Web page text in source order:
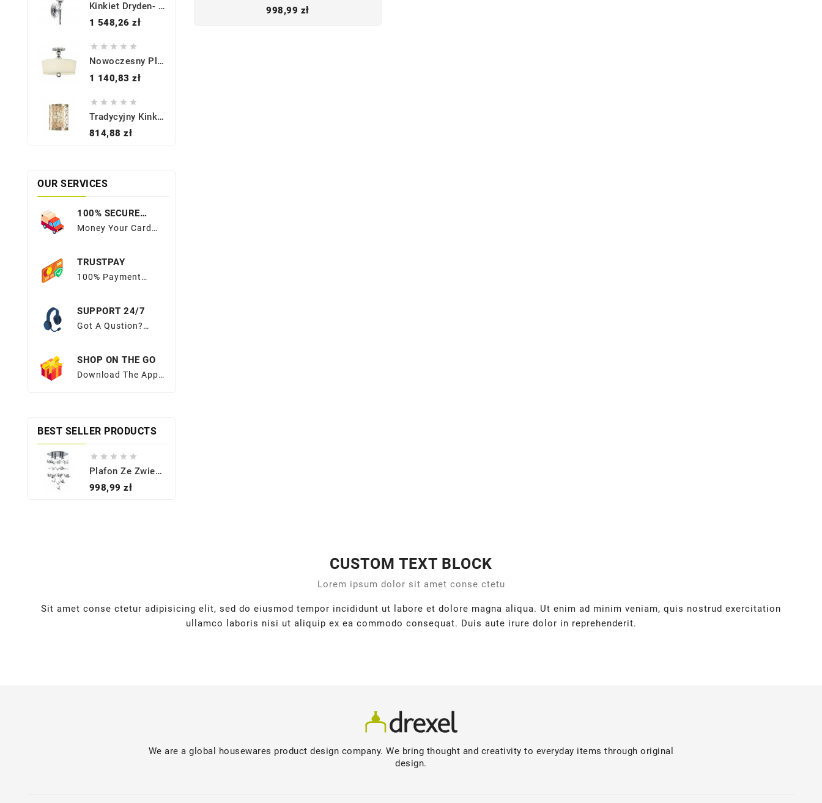
Kinkiet Dryden- BATH-DRYDEN1-PC - Elstead Lighting
1 548,26 złCena
    
Nowoczesny Plafon - HK-ZELDA-SF-PN - Hinkley
1 140,83 złCena
    
Tradycyjny Kinkiet - FE-ARABESQUE1 - FEISS
814,88 złCena
OUR SERVICES
100% SECURE
PAYMENTS
Money Your Card
TRUSTPAY
100% Payment
SUPPORT 24/7
Got A Qustion?
OurFAQs Or Submit
Your Query Here.
SHOP ON THE GO
Download The App
BEST SELLER PRODUCTS
    
Plafon Ze Zwieszeniami BIRDS AZ2449 - Azzardo
998,99 złCena
998,99 złCena
CUSTOM TEXT BLOCK
Lorem ipsum dolor sit amet conse ctetu
Sit amet conse ctetur adipisicing elit, sed do eiusmod tempor incididunt ut labore et dolore magna aliqua. Ut enim ad minim veniam, quis nostrud exercitation
ullamco laboris nisi ut aliquip ex ea commodo consequat. Duis aute irure dolor in reprehenderit.
We are a global housewares product design company. We bring thought and creativity to everyday items through original
design.